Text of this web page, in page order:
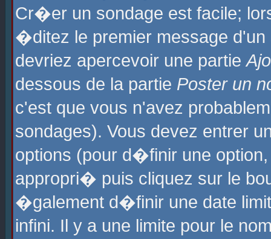
Cr�er un sondage est facile;
�ditez le premier message
devriez apercevoir une partie
dessous de la partie Poster un
c'est que vous n'avez
sondages). Vous devez entrer
options (pour d�finir une
appropri� puis cliquez sur le
�galement d�finir une date
infini. Il y a une limite pour le